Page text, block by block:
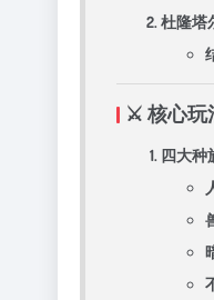
杜隆塔
⚔️ ​核心玩
四大种